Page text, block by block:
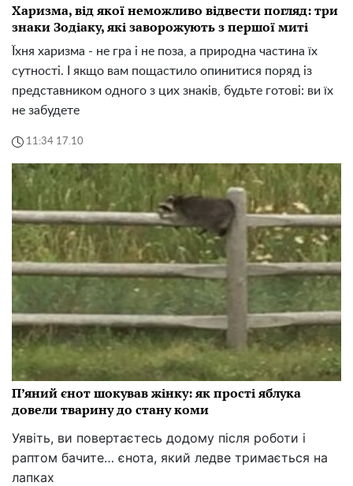
Харизма, від якої неможливо відвести погляд: три
знаки Зодіаку, які заворожують з першої миті
Їхня харизма - не гра і не поза, а природна частина їх
сутності. І якщо вам пощастило опинитися поряд із
представником одного з цих знаків, будьте готові: ви їх
не забудете
11:34 17.10
П’яний єнот шокував жінку: як прості яблука
довели тварину до стану коми
Уявіть, ви повертаєтесь додому після роботи і
раптом бачите… єнота, який ледве тримається на
лапках